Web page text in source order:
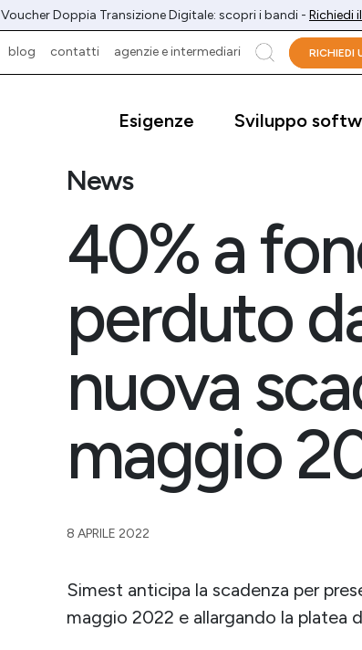
Voucher Doppia Transizione Digitale: scopri i bandi - Richiedi
blog contatti agenzie e intermediari cerca
RICHIEDI
Esigenze Sviluppo
News
40% a
perduto
nuova
maggio
8 APRILE 2022
Simest anticipa la scadenza per
maggio 2022 e allargando la platea